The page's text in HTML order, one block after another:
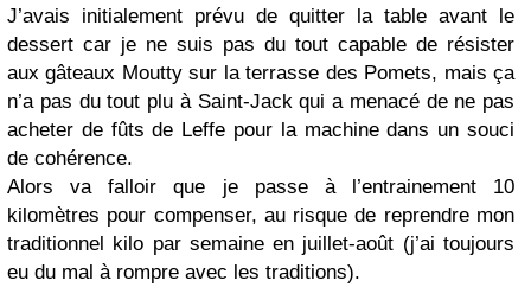
J’avais initialement prévu de quitter la table avant le
dessert car je ne suis pas du tout capable de résister
aux gâteaux Moutty sur la terrasse des Pomets, mais ça
n’a pas du tout plu à Saint-Jack qui a menacé de ne pas
acheter de fûts de Leffe pour la machine dans un souci
de cohérence.
Alors va falloir que je passe à l’entrainement 10
kilomètres pour compenser, au risque de reprendre mon
traditionnel kilo par semaine en juillet-août (j’ai toujours
eu du mal à rompre avec les traditions).